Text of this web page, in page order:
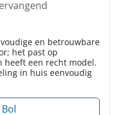
en betrouwbare
het past op
heeft een recht model.
in huis eenvoudig